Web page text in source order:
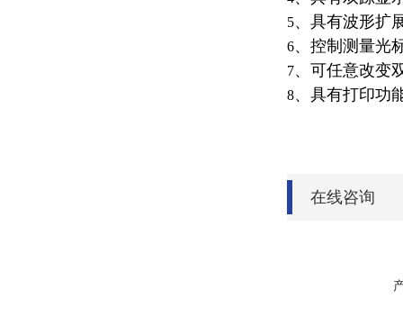
5、具有波形扩
6、控制测量光
7、可任意改变
8、具有打印功
在线咨询